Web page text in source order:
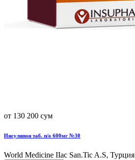
от 130 200 сум
Инсулипон таб. п/о 600мг №30
World Мedicine IIac San.Tic A.S, Турция